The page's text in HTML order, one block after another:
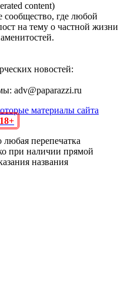
content)
сообщество, где любой
на тему о частной жизни
новостей:
adv@paparazzi.ru
материалы сайта
18+
перепечатка
при наличии прямой
названия